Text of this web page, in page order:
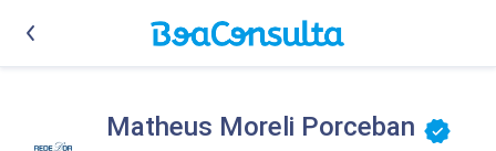
Matheus Moreli Porceban